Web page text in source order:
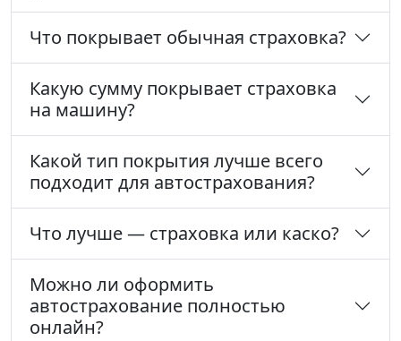
Что покрывает обычная страховка?
Какую сумму покрывает страховка
на машину?
Какой тип покрытия лучше всего
подходит для автострахования?
Что лучше — страховка или каско?
Можно ли оформить
автострахование полностью
онлайн?